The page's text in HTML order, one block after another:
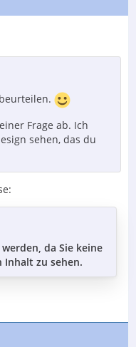
Frage ab. Ich
sehen, das du
da Sie keine
Inhalt zu sehen.